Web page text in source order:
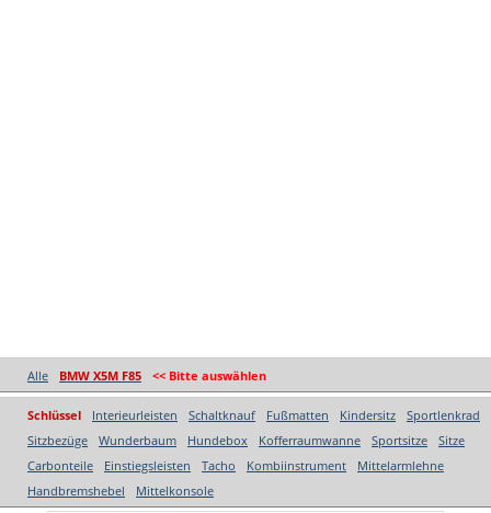
Alle BMW X5M F85 << Bitte auswählen
Schlüssel Interieurleisten Schaltknauf Fußmatten Kindersitz
Sportlenkrad
Sitzbezüge
Wunderbaum Hundebox Kofferraumwanne Sportsitze
Sitze
Carbonteile
Einstiegsleisten Tacho Kombiinstrument
Mittelarmlehne
Handbremshebel
Mittelkonsole